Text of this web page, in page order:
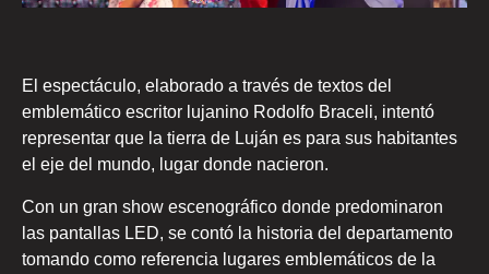
El espectáculo, elaborado a través de textos del
emblemático escritor lujanino Rodolfo Braceli, intentó
representar que la tierra de Luján es para sus habitantes
el eje del mundo, lugar donde nacieron.
Con un gran show escenográfico donde predominaron
las pantallas LED, se contó la historia del departamento
tomando como referencia lugares emblemáticos de la